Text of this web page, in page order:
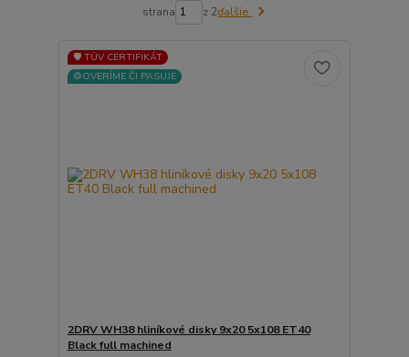
strana z 2ďalšie
🛡️ TÜV CERTIFIKÁT
⚙️OVERÍME ČI PASUJE
2DRV WH38 hliníkové disky 9x20 5x108 ET40
Black full machined